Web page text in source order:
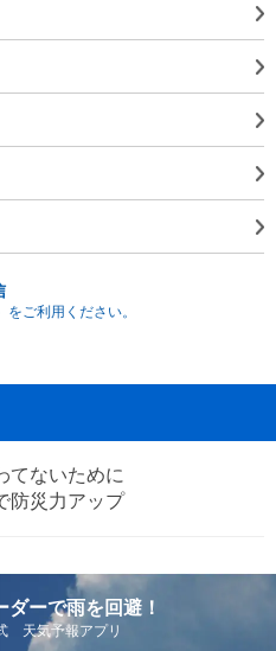
ご利用ください。
てないために
防災力アップ
ダーで雨を回避！
天気予報アプリ